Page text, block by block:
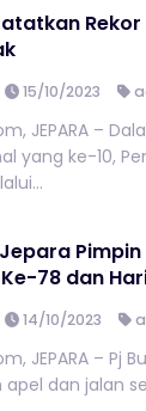
Rekor
15/10/2023
JEPARA –
yang ke-10,
Ke-78 dan
14/10/2023
JEPARA – Pj
dan jalan